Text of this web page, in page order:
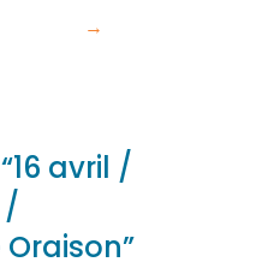
→
avril /
/